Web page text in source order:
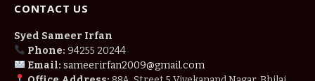
CONTACT US
Syed Sameer Irfan
Phone: 94255 20244
Email: sameerirfan2009@gmail.com